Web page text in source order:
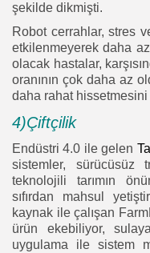
şekilde dikmişti.
Robot cerrahlar, stres
etkilenmeyerek daha
olacak hastalar,
oranının çok daha az
daha rahat hissetmesini
4)Çiftçilik
Endüstri 4.0 ile gelen
sistemler, sürücüsüz
teknolojili tarımın
sıfırdan mahsul
kaynak ile çalışan
ürün ekebiliyor,
uygulama ile sistem